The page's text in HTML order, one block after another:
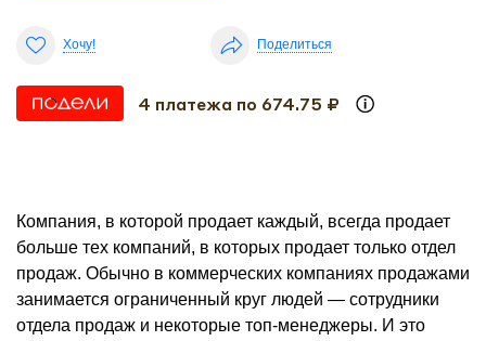
Хочу! Поделиться
4 платежа по 674.75 ₽
Компания, в которой продает каждый, всегда продает
больше тех компаний, в которых продает только отдел
продаж. Обычно в коммерческих компаниях продажами
занимается ограниченный круг людей — сотрудники
отдела продаж и некоторые топ-менеджеры. И это